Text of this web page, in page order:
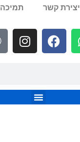
יצירת קשר תמיכה